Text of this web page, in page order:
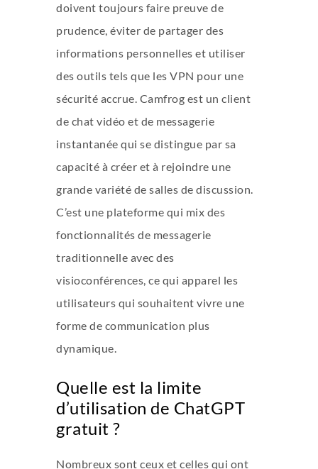
doivent toujours faire preuve de
prudence, éviter de partager des
informations personnelles et utiliser
des outils tels que les VPN pour une
sécurité accrue. Camfrog est un client
de chat vidéo et de messagerie
instantanée qui se distingue par sa
capacité à créer et à rejoindre une
grande variété de salles de discussion.
C’est une plateforme qui mix des
fonctionnalités de messagerie
traditionnelle avec des
visioconférences, ce qui apparel les
utilisateurs qui souhaitent vivre une
forme de communication plus
dynamique.
Quelle est la limite
d’utilisation de ChatGPT
gratuit ?
Nombreux sont ceux et celles qui ont